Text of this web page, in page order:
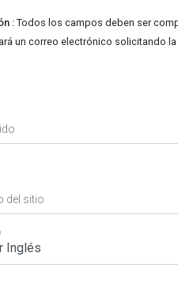
:Todos los campos deben ser
un correo electrónico solicitando
del sitio